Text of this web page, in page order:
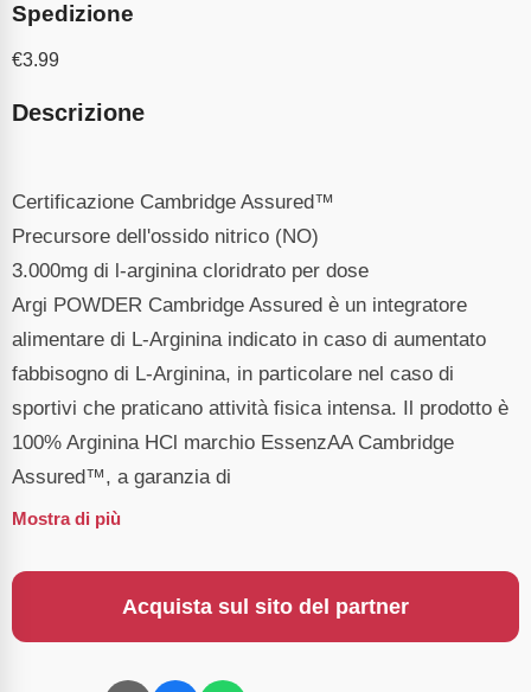
Spedizione
€3.99
Descrizione
Certificazione Cambridge Assured™
Precursore dell'ossido nitrico (NO)
3.000mg di l-arginina cloridrato per dose
Argi POWDER Cambridge Assured è un integratore
alimentare di L-Arginina indicato in caso di aumentato
fabbisogno di L-Arginina, in particolare nel caso di
sportivi che praticano attività fisica intensa. Il prodotto è
100% Arginina HCl marchio EssenzAA Cambridge
Assured™, a garanzia di
Mostra di più
Acquista sul sito del partner